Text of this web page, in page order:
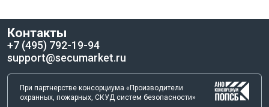
снижают вероятность возникновения усталости рук, что
делает работу более приятной и продуктивной.
Отвёртка 2069 Kraftform Micro оснащена прецизионной зоной,
Это особенно важно при работе с деликатными механизмами,
где неправильный угол может привести к повреждению
Контакты
+7 (495) 792-19-94
support@secumarket.ru
При партнерстве консорциума «Производители
охранных, пожарных, СКУД систем безопасности»